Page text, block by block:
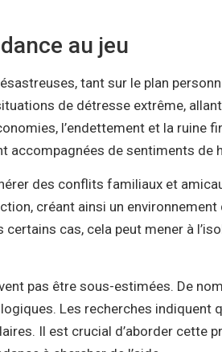
au jeu
tant sur le plan
de détresse extrême,
l’endettement et la ruine
accompagnées de sentiments de
des conflits familiaux et
créant ainsi un
cas, cela peut mener à
pas être sous-estimées. De
Les recherches indiquent
Il est crucial d’aborder cette